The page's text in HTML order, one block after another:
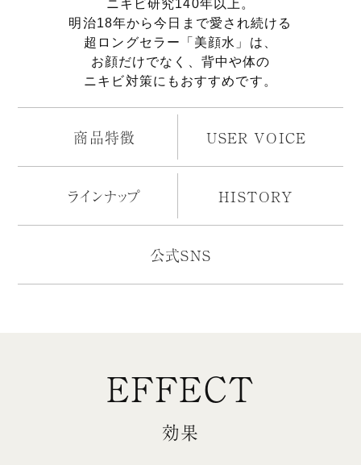
ニキビ研究140年以上。
明治18年から今日まで愛され続ける
超ロングセラー「美顔水」は、
お顔だけでなく、背中や体の
ニキビ対策にもおすすめです。
商品特徴 USER VOICE
ラインナップ HISTORY
公式SNS
EFFECT
効果